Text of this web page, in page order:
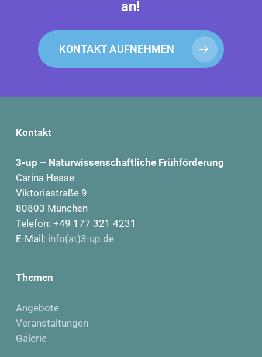
an!
KONTAKT AUFNEHMEN
Kontakt
3-up – Naturwissenschaftliche Frühförderung
Carina Hesse
Viktoriastraße 9
80803 München
Telefon: +49 177 321 4231
E-Mail: info(at)3-up.de
Themen
Angebote
Veranstaltungen
Galerie